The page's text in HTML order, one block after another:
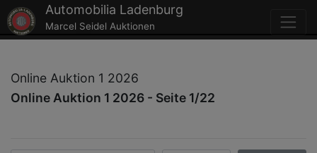
Automobilia Ladenburg
Marcel Seidel Auktionen
Online Auktion 1 2026
Online Auktion 1 2026 - Seite 1/22